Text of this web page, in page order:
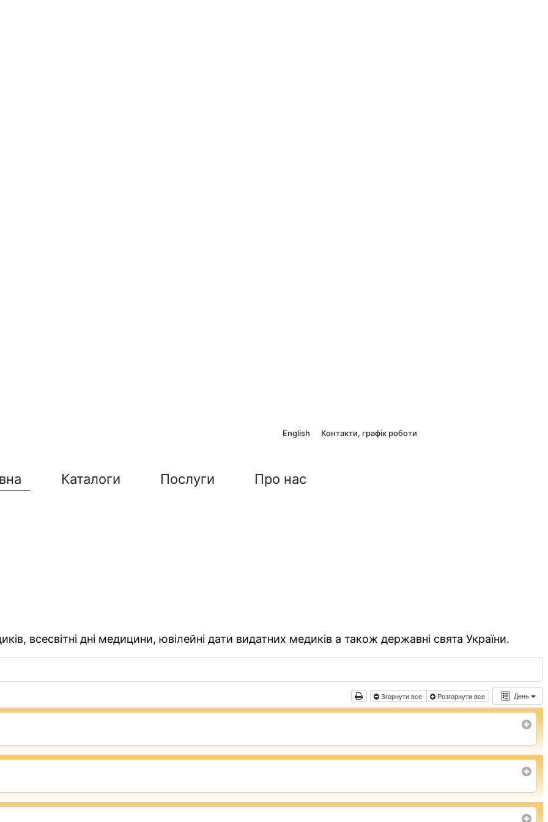
English Контакти, графік роботи
Каталоги Послуги Про нас
всесвітні дні медицини, ювілейні дати видатних медиків а також державні свята України.
День
Згорнути все Розгорнути все